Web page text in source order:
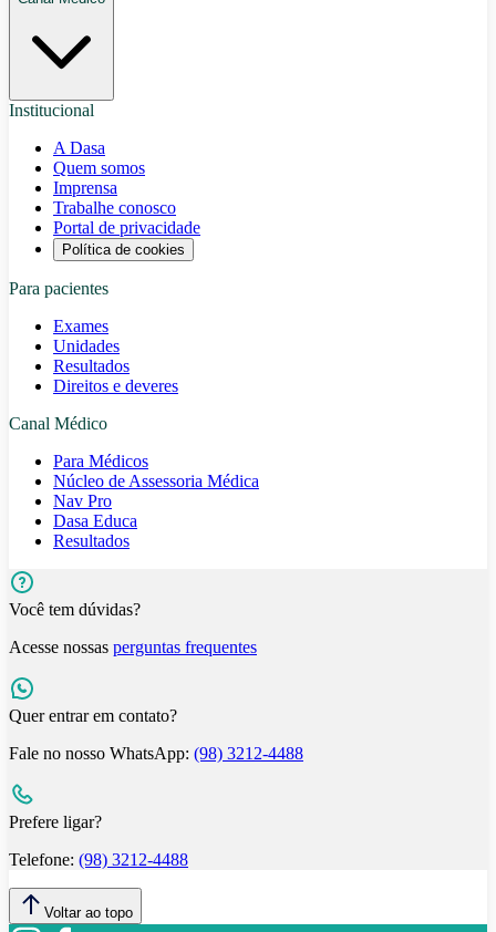
Institucional
A Dasa
Quem somos
Imprensa
Trabalhe conosco
Portal de privacidade
Política de cookies
Para pacientes
Exames
Unidades
Resultados
Direitos e deveres
Canal Médico
Para Médicos
Núcleo de Assessoria Médica
Nav Pro
Dasa Educa
Resultados
Você tem dúvidas?
Acesse nossas perguntas frequentes
Quer entrar em contato?
Fale no nosso WhatsApp: (98) 3212-4488
Prefere ligar?
Telefone: (98) 3212-4488
Voltar ao topo